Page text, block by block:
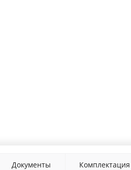
Документы Комплектация